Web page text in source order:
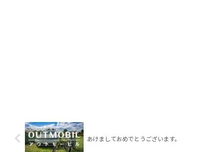
あけましておめでとうございます。